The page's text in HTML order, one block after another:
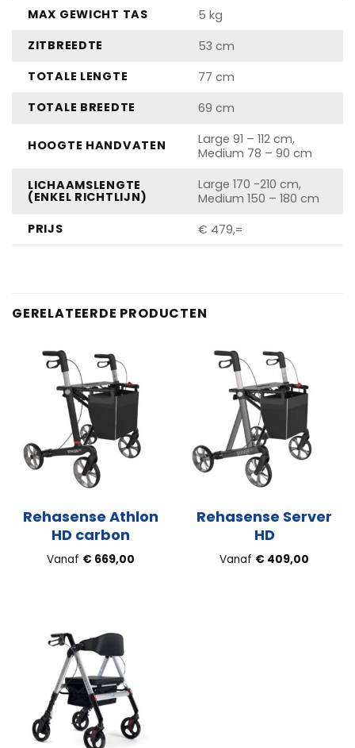
MAX GEWICHT TAS
5 kg
ZITBREEDTE
53 cm
TOTALE LENGTE
77 cm
TOTALE BREEDTE
69 cm
HOOGTE HANDVATEN
Large 91 – 112 cm,
Medium 78 – 90 cm
LICHAAMSLENGTE
(ENKEL RICHTLIJN)
Large 170 -210 cm,
Medium 150 – 180 cm
PRIJS
€ 479,=
GERELATEERDE PRODUCTEN
Rehasense Athlon
HD carbon
Vanaf € 669,00
Rehasense Server
HD
Vanaf € 409,00